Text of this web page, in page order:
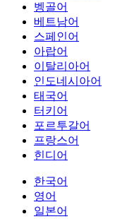
벵골어
베트남어
스페인어
아랍어
이탈리아어
인도네시아어
태국어
터키어
포르투갈어
프랑스어
힌디어
한국어
영어
일본어